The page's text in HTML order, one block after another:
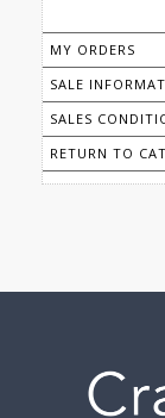
MY ORDERS
SALE
SALES
RETURN TO